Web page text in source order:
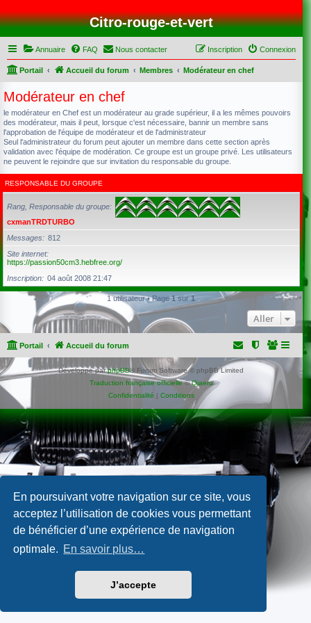
En poursuivant votre navigation sur ce site, vous
acceptez l’utilisation de cookies vous permettant
de bénéficier d’une expérience de navigation
optimale. En savoir plus…
J’accepte
Citro-rouge-et-vert
Annuaire FAQ Nous contacter Connexion
Inscription
Portail Accueil du forum Membres Modérateur en chef
Modérateur en chef
le modérateur en Chef est un modérateur au grade supérieur, il a les mêmes pouvoirs
des modérateur, mais il peut, lorsque c'est nécessaire, bannir un membre sans
l'approbation de l'équipe de modérateur et de l'administrateur
Seul l'administrateur du forum peut ajouter un membre dans cette section après
validation avec l'équipe de modération. Ce groupe est un groupe privé. Les utilisateurs
ne peuvent le rejoindre que sur invitation du responsable du groupe.
RESPONSABLE DU GROUPE
Rang, Responsable du groupe
cxmanTRDTURBO
Messages
812
Site internet
https://passion50cm3.hebfree.org/
Inscription
04 août 2008 21:47
1 utilisateur • Page1sur1
Aller
Portail Accueil du forum
Développé parphpBB® Forum Software © phpBB Limited
Traduction française officielle©Qiaeru
Confidentialité | Conditions